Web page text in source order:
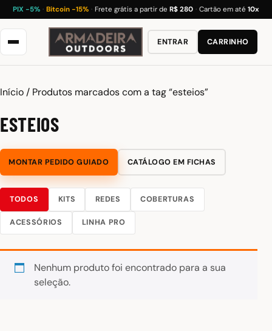
PIX −5% · Bitcoin −15% · Frete grátis a partir de R$ 280 · Cartão em até 10x
ENTRAR CARRINHO
Início / Produtos marcados com a tag “esteios”
ESTEIOS
MONTAR PEDIDO GUIADO CATÁLOGO EM FICHAS
TODOS KITS REDES COBERTURAS
ACESSÓRIOS LINHA PRO
Nenhum produto foi encontrado para a sua
seleção.